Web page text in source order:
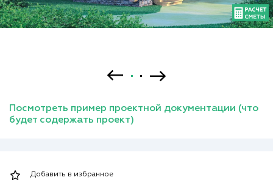
Посмотреть пример проектной документации (что
будет содержать проект)
Добавить в избранное